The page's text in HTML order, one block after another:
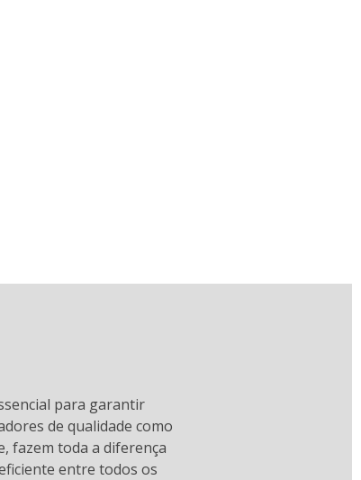
para garantir
de qualidade como
fazem toda a diferença
entre todos os